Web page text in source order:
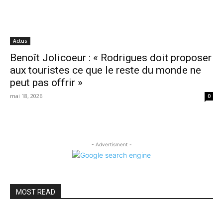
Actus
Benoît Jolicoeur : « Rodrigues doit proposer
aux touristes ce que le reste du monde ne
peut pas offrir »
mai 18, 2026 0
- Advertisment -
MOST READ